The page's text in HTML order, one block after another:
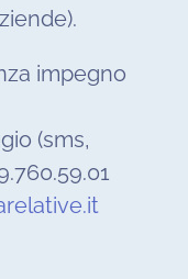
impegno
(sms,